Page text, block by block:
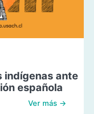
indígenas ante
española
Ver más →